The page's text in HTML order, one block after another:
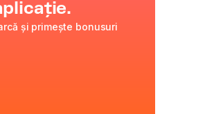
și primește bonusuri